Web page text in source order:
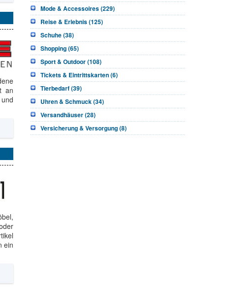
an
ein
Mode & Accessoires (229)
Reise & Erlebnis (125)
Schuhe (38)
Shopping (65)
Sport & Outdoor (108)
Tickets & Eintrittskarten (6)
Tierbedarf (39)
Uhren & Schmuck (34)
Versandhäuser (28)
Versicherung & Versorgung (8)